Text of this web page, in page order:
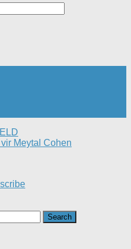
Meytal Cohen